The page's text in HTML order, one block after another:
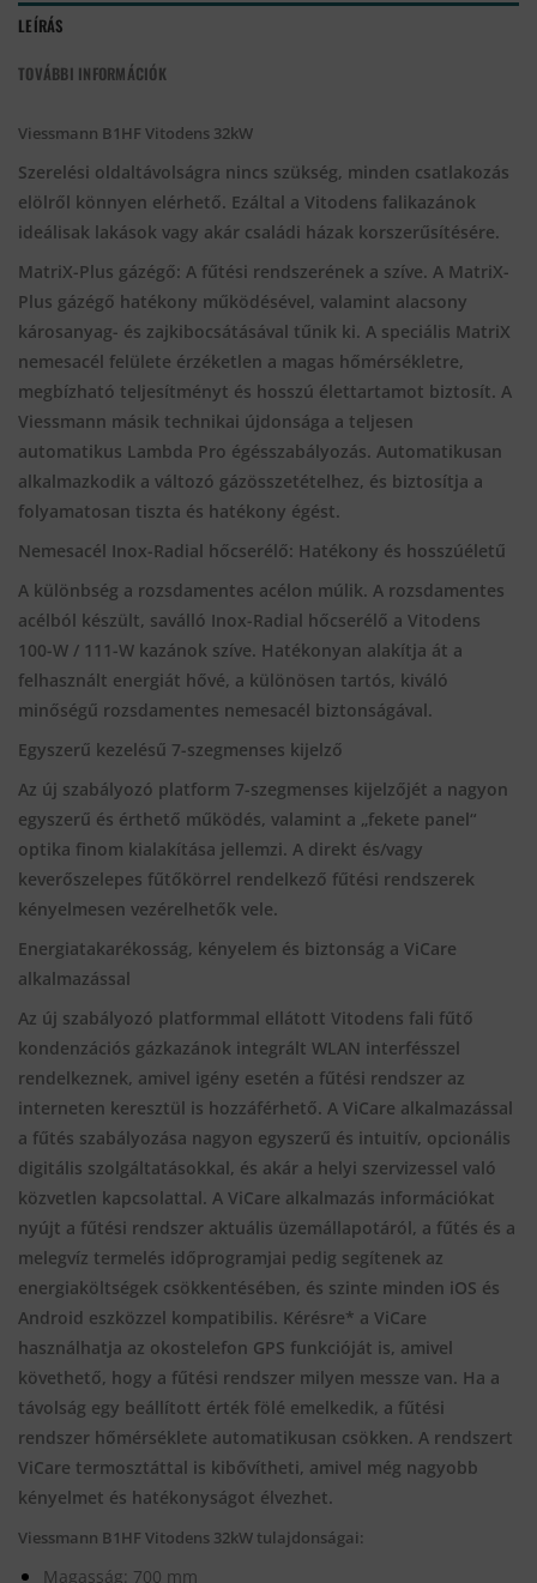
LEÍRÁS
TOVÁBBI INFORMÁCIÓK
Viessmann B1HF Vitodens 32kW
Szerelési oldaltávolságra nincs szükség, minden csatlakozás
elölről könnyen elérhető. Ezáltal a Vitodens falikazánok
ideálisak lakások vagy akár családi házak korszerűsítésére.
MatriX-Plus gázégő: A fűtési rendszerének a szíve. A MatriX-
Plus gázégő hatékony működésével, valamint alacsony
károsanyag- és zajkibocsátásával tűnik ki. A speciális MatriX
nemesacél felülete érzéketlen a magas hőmérsékletre,
megbízható teljesítményt és hosszú élettartamot biztosít. A
Viessmann másik technikai újdonsága a teljesen
automatikus Lambda Pro égésszabályozás. Automatikusan
alkalmazkodik a változó gázösszetételhez, és biztosítja a
folyamatosan tiszta és hatékony égést.
Nemesacél Inox-Radial hőcserélő: Hatékony és hosszúéletű
A különbség a rozsdamentes acélon múlik. A rozsdamentes
acélból készült, saválló Inox-Radial hőcserélő a Vitodens
100-W / 111-W kazánok szíve. Hatékonyan alakítja át a
felhasznált energiát hővé, a különösen tartós, kiváló
minőségű rozsdamentes nemesacél biztonságával.
Egyszerű kezelésű 7-szegmenses kijelző
Az új szabályozó platform 7-szegmenses kijelzőjét a nagyon
egyszerű és érthető működés, valamint a „fekete panel“
optika finom kialakítása jellemzi. A direkt és/vagy
keverőszelepes fűtőkörrel rendelkező fűtési rendszerek
kényelmesen vezérelhetők vele.
Energiatakarékosság, kényelem és biztonság a ViCare
alkalmazással
Az új szabályozó platformmal ellátott Vitodens fali fűtő
kondenzációs gázkazánok integrált WLAN interfésszel
rendelkeznek, amivel igény esetén a fűtési rendszer az
interneten keresztül is hozzáférhető. A ViCare alkalmazással
a fűtés szabályozása nagyon egyszerű és intuitív, opcionális
digitális szolgáltatásokkal, és akár a helyi szervizessel való
közvetlen kapcsolattal. A ViCare alkalmazás információkat
nyújt a fűtési rendszer aktuális üzemállapotáról, a fűtés és a
melegvíz termelés időprogramjai pedig segítenek az
energiaköltségek csökkentésében, és szinte minden iOS és
Android eszközzel kompatibilis. Kérésre* a ViCare
használhatja az okostelefon GPS funkcióját is, amivel
követhető, hogy a fűtési rendszer milyen messze van. Ha a
távolság egy beállított érték fölé emelkedik, a fűtési
rendszer hőmérséklete automatikusan csökken. A rendszert
ViCare termosztáttal is kibővítheti, amivel még nagyobb
kényelmet és hatékonyságot élvezhet.
Viessmann B1HF Vitodens 32kW tulajdonságai:
Magasság: 700 mm